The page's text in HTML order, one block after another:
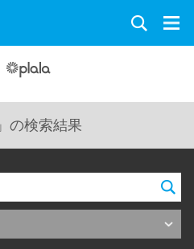
の検索結果